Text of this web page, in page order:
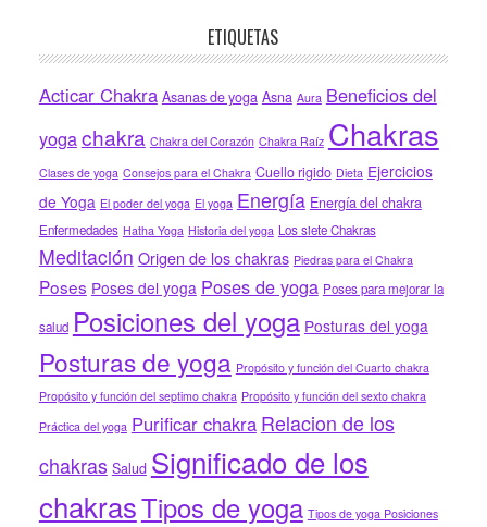
ETIQUETAS
Acticar Chakra Asanas de yoga Asna Aura Beneficios del
yogachakra Chakra del Corazón Chakra Raíz Chakras
Clases de yoga Consejos para el Chakra Cuello rigido Dieta Ejercicios
de Yoga El poder del yoga El yoga Energía Energía del chakra
Enfermedades Hatha Yoga Historia del yoga Los siete Chakras
Meditación Origen de los chakras Piedras para el Chakra
Poses Poses del yoga Poses de yoga Poses para mejorar la
salud Posiciones del yoga Posturas del yoga
Posturas de yoga Propósito y función del Cuarto chakra
Propósito y función del septimo chakra Propósito y función del sexto chakra
Práctica del yoga Purificar chakra Relacion de los
chakras Salud Significado de los
chakrasTipos de yoga Tipos de yoga Posiciones